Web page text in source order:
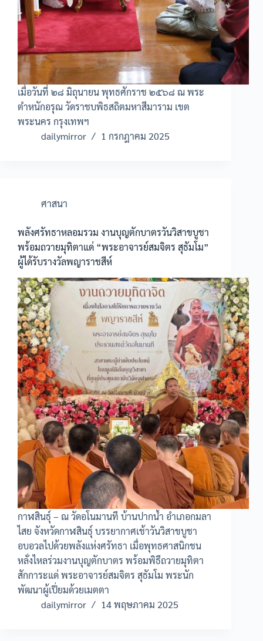
เมื่อวันที่ ๒๘ มิถุนายน พุทธศักราช ๒๕๖๘ ณ พระ
ตำหนักอรุณ วัดราชบพิธสถิตมหาสีมาราม เขต
พระนคร กรุงเทพฯ
dailymirror
1 กรกฎาคม 2025
ศาสนา
พลังศรัทธาหลอมรวม งานบุญตักบาตรวันวิสาขบูชา
พร้อมถวายมุทิตาแด่ “พระอาจารย์สมจิตร สุธัมโม”
ผู้ได้รับรางวัลพญาราชสีห์
กาฬสินธุ์ – ณ วัดอโนมานที บ้านปากน้ำ อำเภอกมลา
ไสย จังหวัดกาฬสินธุ์ บรรยากาศเช้าวันวิสาขบูชา
อบอวลไปด้วยพลังแห่งศรัทธา เมื่อพุทธศาสนิกชน
หลั่งไหลร่วมงานบุญตักบาตร พร้อมพิธีถวายมุทิตา
สักการะแด่ พระอาจารย์สมจิตร สุธัมโม พระนัก
พัฒนาผู้เปี่ยมด้วยเมตตา
dailymirror
14 พฤษภาคม 2025